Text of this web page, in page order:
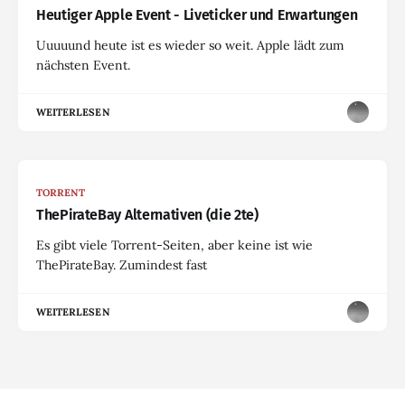
Heutiger Apple Event - Liveticker und Erwartungen
Uuuuund heute ist es wieder so weit. Apple lädt zum
nächsten Event.
WEITERLESEN
TORRENT
ThePirateBay Alternativen (die 2te)
Es gibt viele Torrent-Seiten, aber keine ist wie
ThePirateBay. Zumindest fast
WEITERLESEN